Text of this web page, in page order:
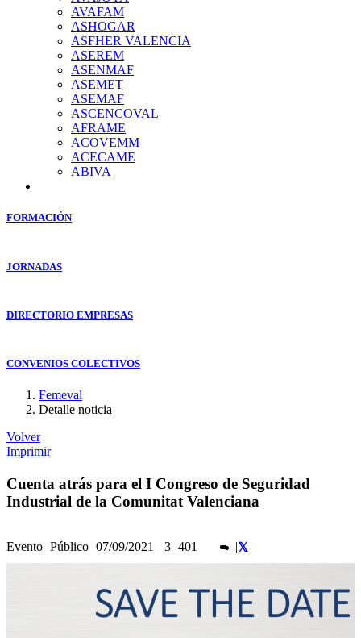
AVAFAM
ASHOGAR
ASFHER VALENCIA
ASEREM
ASENMAF
ASEMET
ASEMAF
ASCENCOVAL
AFRAME
ACOVEMM
ACECAME
ABIVA
FORMACIÓN
JORNADAS
DIRECTORIO EMPRESAS
CONVENIOS COLECTIVOS
Femeval
Detalle noticia
Volver
Imprimir
Cuenta atrás para el I Congreso de Seguridad
Industrial de la Comunitat Valenciana
Evento Público 07/09/2021 3 401 ||